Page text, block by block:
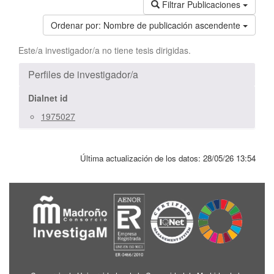
Filtrar Publicaciones
Ordenar por: Nombre de publicación ascendente
Este/a investigador/a no tiene tesis dirigidas.
Perfiles de investigador/a
Dialnet id
1975027
Última actualización de los datos: 28/05/26 13:54